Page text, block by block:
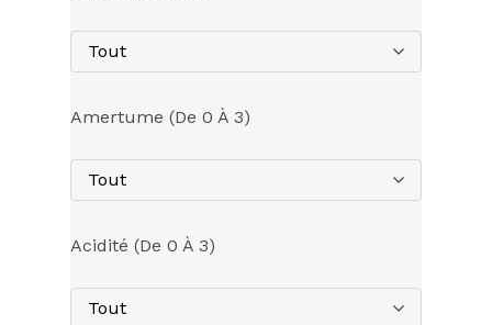
Tout
Amertume (de 0 À 3)
Tout
Acidité (de 0 À 3)
Tout